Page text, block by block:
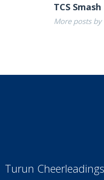
TCS Smash
More posts by
Turun